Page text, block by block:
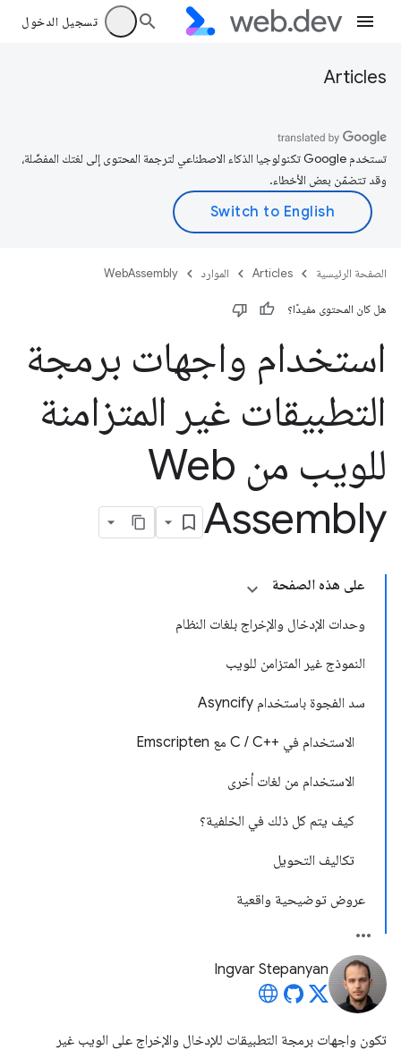
تسجيل الدخول
Articles
تستخدم Google تكنولوجيا الذكاء الاصطناعي لترجمة المحتوى إلى لغتك المفضّلة،
وقد تتضمّن بعض الأخطاء.
الصفحة الرئيسية Articles الموارد WebAssembly
هل كان المحتوى مفيدًا؟
استخدام واجهات برمجة
التطبيقات غير المتزامنة
للويب من Web
Assembly
على هذه الصفحة
وحدات الإدخال والإخراج بلغات النظام
النموذج غير المتزامن للويب
سد الفجوة باستخدام Asyncify
الاستخدام في C / C++‎ مع Emscripten
الاستخدام من لغات أخرى
كيف يتم كل ذلك في الخلفية؟
تكاليف التحويل
عروض توضيحية واقعية
Ingvar Stepanyan
تكون واجهات برمجة التطبيقات للإدخال والإخراج على الويب غير